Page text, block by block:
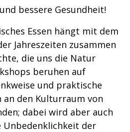
bessere Gesundheit!
Essen hängt mit dem
Jahreszeiten zusammen
die uns die Natur
beruhen auf
und praktische
den Kulturraum von
dabei wird aber auch
Unbedenklichkeit der